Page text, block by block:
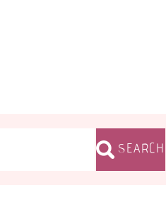
SEARCH